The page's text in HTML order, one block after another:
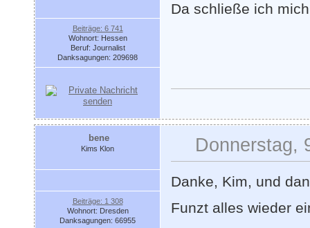
Beiträge: 6 741
Wohnort: Hessen
Beruf: Journalist
Danksagungen: 209698
Da schließe ich
bene
Kims Klon
Beiträge: 1 308
Wohnort: Dresden
Danksagungen: 66955
Donnerstag,
Danke, Kim, und
Funzt alles wieder